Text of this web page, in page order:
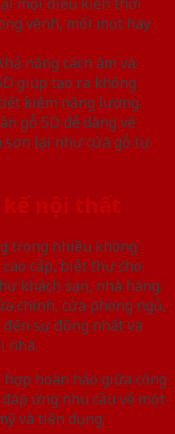
vênh, mối mọt hay
năng cách âm và
giúp tạo ra không
kiệm năng lượng.
gỗ 5D dễ dàng vệ
sơn lại như cửa gỗ tự
kế nội thất
trong nhiều không
cấp, biệt thự cho
khách sạn, nhà hàng.
chính, cửa phòng ngủ,
đến sự đồng nhất và
nhà.
hoàn hảo giữa công
ứng nhu cầu về một
và tiện dụng.